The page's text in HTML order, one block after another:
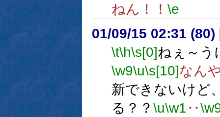
ねん！！ \e
01/09/15 02:31 (80)
\t\h\s[0]ねぇ～う
\w9\u\s[10]なん
新できないけど
る？？ \u\w1‥